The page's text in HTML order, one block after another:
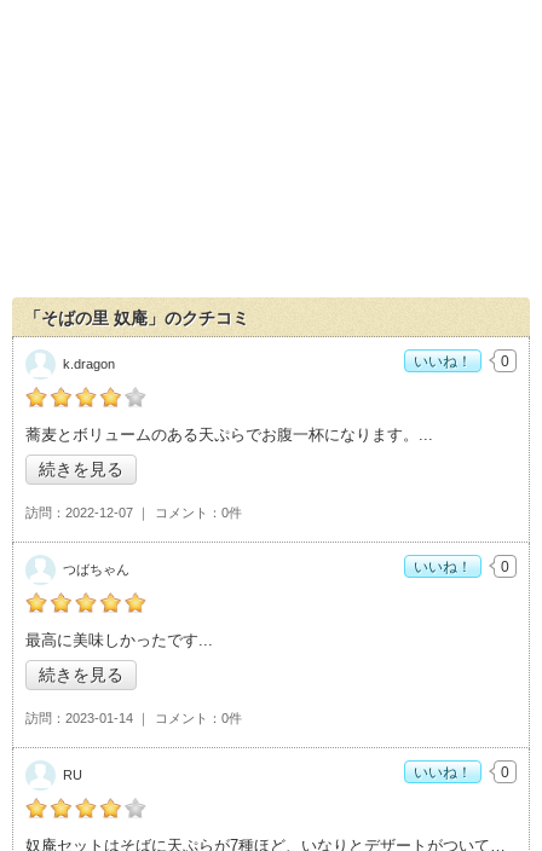
「そばの里 奴庵」のクチコミ
の「そばの里 奴庵」おすすめ度：4
蕎麦とボリュームのある天ぷらでお腹一杯になります。
続きを見る
訪問 2022-12-07 コメント 0件
k.dragon いいね！ 0
の「そばの里 奴庵」おすすめ度：
最高に美味しかったです
続きを見る
訪問 2023-01-14 コメント 0件
つばちゃん いいね！ 0
の「そばの里 奴庵」おすすめ度：4
RU いいね！ 0